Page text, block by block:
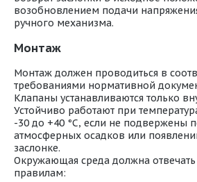
возобновлением подачи
ручного механизма.
Монтаж
Монтаж должен проводиться в
требованиями нормативной
Клапаны устанавливаются только
Устойчиво работают при
-30 до +40 °С, если не подвержены
атмосферных осадков или
заслонке.
Окружающая среда должна
правилам: